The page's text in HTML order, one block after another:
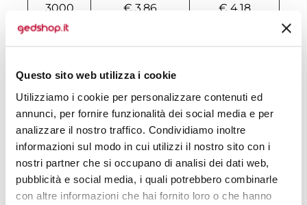
Questo sito web utilizza i cookie
Utilizziamo i cookie per personalizzare contenuti ed
annunci, per fornire funzionalità dei social media e per
analizzare il nostro traffico. Condividiamo inoltre
informazioni sul modo in cui utilizzi il nostro sito con i
nostri partner che si occupano di analisi dei dati web,
pubblicità e social media, i quali potrebbero combinarle
con altre informazioni che hai fornito loro o che hanno
3000 € 3,86 € 4,18
4000
6000 € 3,71 € 3,97
8000 € 3,70 € 3,95
8500 € 3,70 € 3,95
10000 € 3,63 € 3,85